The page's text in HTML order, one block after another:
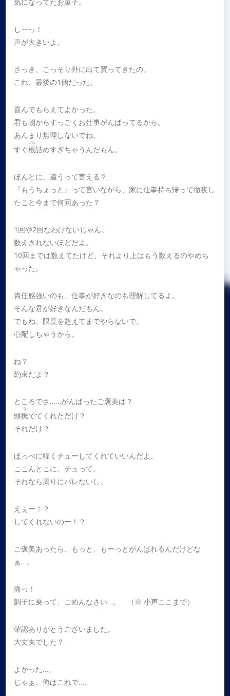
しーっ！
声が大きいよ。
さっき、こっそり外に出て買ってきたの。
これ、最後の1個だった。
喜んでもらえてよかった。
君も朝からすっごくお仕事がんばってるから。
あんまり無理しないでね。
すぐ根
こん
詰めすぎちゃうんだもん。
ほんとに、違うって言える？
『もうちょっと』って言いながら、家に仕事持ち帰って徹夜し
たこと今まで何回あった？
1回や2回なわけないじゃん。
数えきれないほどだよ。
10回までは数えてたけど、それより上はもう数えるのやめち
ゃった。
責任感強いのも、仕事が好きなのも理解してるよ。
そんな君が好きなんだもん。
でもね、限度を超えてまでやらないで。
心配しちゃうから。
ね？
約束だよ？
ところでさ……がんばったご褒美は？
頭撫
な
でてくれただけ？
それだけ？
ほっぺに軽くチューしてくれていいんだよ。
ここんとこに、チュって。
それなら周りにバレないし。
えぇー！？
してくれないのー！？
ご褒美あったら、もっと、もーっとがんばれるんだけどな
ぁ…。
痛っ！
調子に乗って、ごめんなさい…。 （※ 小声ここまで）
確認ありがとうございました。
大丈夫でした？
よかった…。
じゃぁ、俺はこれで…。